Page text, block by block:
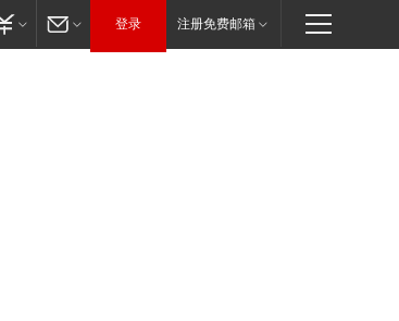
登录 注册免费邮箱